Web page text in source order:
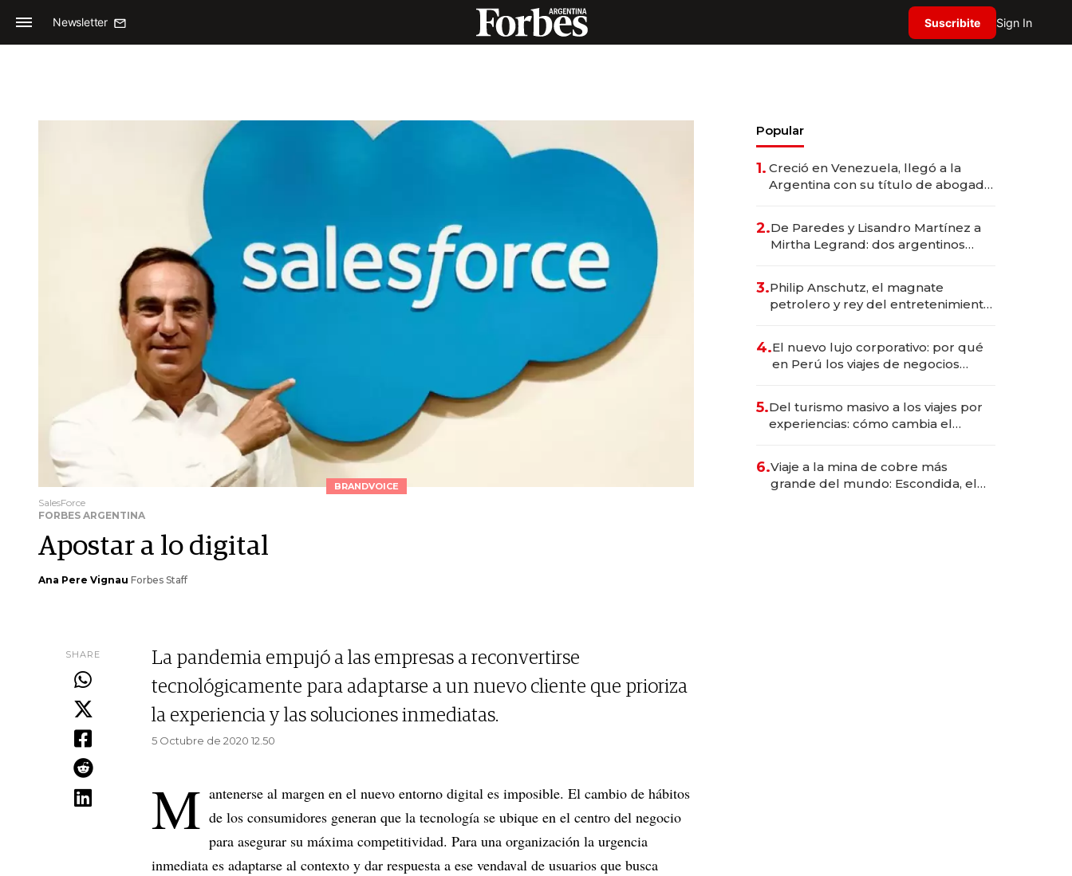
Newsletter Suscribite Sign In
BRANDVOICE
SalesForce
FORBES ARGENTINA
Apostar a lo digital
Ana Pere Vignau Forbes Staff
SHARE
La pandemia empujó a las empresas a reconvertirse
tecnológicamente para adaptarse a un nuevo cliente que prioriza
la experiencia y las soluciones inmediatas.
5 Octubre de 2020 12.50
M antenerse al margen en el nuevo entorno digital es imposible. El cambio de hábitos
de los consumidores generan que la tecnología se ubique en el centro del negocio
para asegurar su máxima competitividad. Para una organización la urgencia
inmediata es adaptarse al contexto y dar respuesta a ese vendaval de usuarios que busca
Popular
1. Creció en Venezuela, llegó a la
Argentina con su título de abogado
marcas "fast premium"
2.De Paredes y Lisandro Martínez a
Mirtha Legrand: dos argentinos
3.Philip Anschutz, el magnate
petrolero y rey del entretenimiento
4.El nuevo lujo corporativo: por qué
en Perú los viajes de negocios
transformadoras
5.Del turismo masivo a los viajes por
experiencias: cómo cambia el
6.Viaje a la mina de cobre más
grande del mundo: Escondida, el